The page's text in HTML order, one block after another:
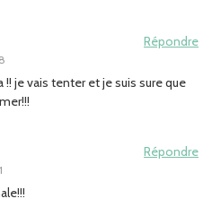
Répondre
je vais tenter et je suis sure que
Répondre